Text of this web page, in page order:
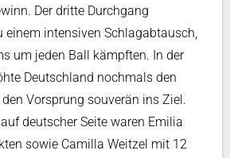
Der dritte Durchgang
einem intensiven Schlagabtausch,
um jeden Ball kämpften. In der
Deutschland nochmals den
Vorsprung souverän ins Ziel.
deutscher Seite waren Emilia
sowie Camilla Weitzel mit 12